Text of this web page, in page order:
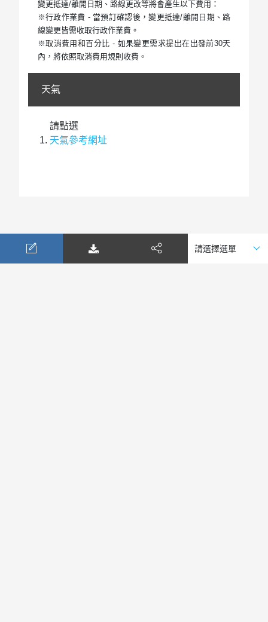
變更抵達/離開日期、路線更改等將會產生以下費用：
※行政作業費 - 當預訂確認後，變更抵達/離開日期、路
線變更皆需收取行政作業費。
※取消費用和百分比 - 如果變更需求提出在出發前30天
內，將依照取消費用規則收費。
天氣
請點選
天氣參考網址